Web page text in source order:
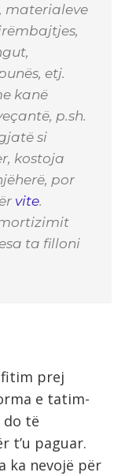
materialeve
etj.
kanë
p.sh.
si
kostoja
por
vite.
ta filloni
fitim prej
e tatim-
do të
t’u paguar.
ka nevojë për